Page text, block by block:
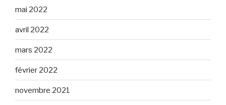
mai 2022
avril 2022
mars 2022
février 2022
novembre 2021